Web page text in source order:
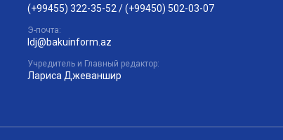
Э-почта:
ldj@bakuinform.az
Учредитель и Главный редактор:
Лариса Джеваншир